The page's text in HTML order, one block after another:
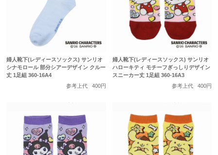
婦人靴下(レディースソックス) サンリオ
シナモロール 部分シアーデザイン クルー
丈 1足組 360-16A4
参考上代
400円
婦人靴下(レディースソックス) サンリオ
ハローキティ モチーフぎっしりデザイン
スニーカー丈 1足組 360-16A3
参考上代
400円